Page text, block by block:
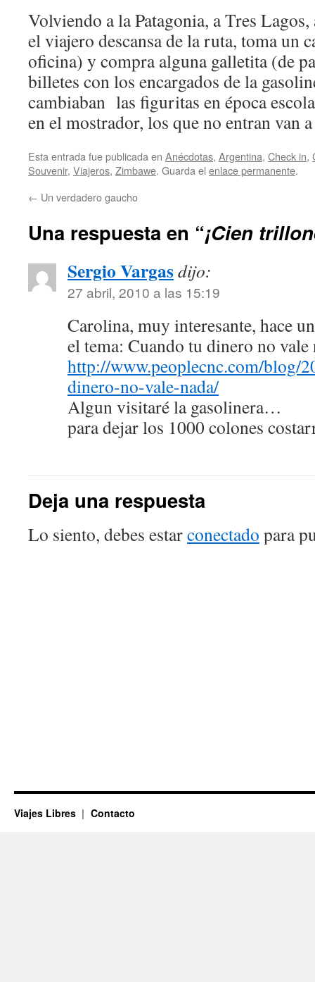
Volviendo a la Patagonia, a Tres
el viajero descansa de la ruta, toma un
oficina) y compra alguna galletita (de
billetes con los encargados de la
cambiaban las figuritas en época
en el mostrador, los que no entran van
Esta entrada fue publicada en Anécdotas, Argentina, Check in,
Souvenir, Viajeros, Zimbawe. Guarda el enlace permanente.
← Un verdadero gaucho
Una respuesta en “¡Cien
Sergio Vargasdijo:
27 abril, 2010 a las 15:19
Carolina, muy interesante, hace
el tema: Cuando tu dinero no vale
http://www.peoplecnc.com/blog/
dinero-no-vale-nada/
Algun visitaré la gasolinera…
para dejar los 1000 colones
Deja una respuesta
Lo siento, debes estarconectado para
Viajes Libres Contacto